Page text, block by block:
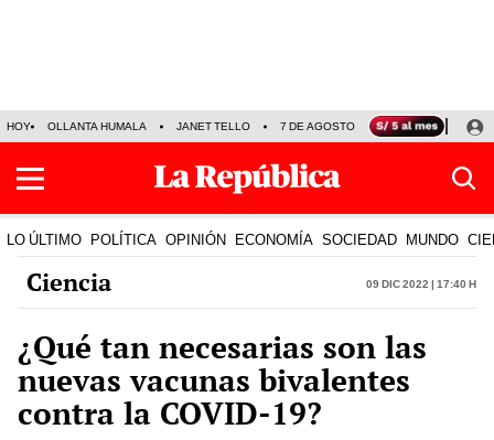
HOY OLLANTA HUMALA JANET TELLO 7 DE AGOSTO TINKA RESULTADOS
LO ÚLTIMO POLÍTICA OPINIÓN ECONOMÍA SOCIEDAD MUNDO
Ciencia 09 Dic 2022 | 17:40 h
¿Qué tan necesarias son las
nuevas vacunas bivalentes
contra la COVID-19?